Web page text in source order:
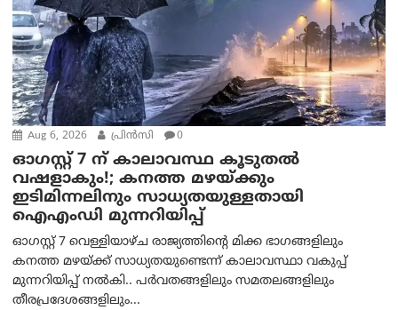
Aug 6, 2026 പ്രിന്‍സി 0
ഓഗസ്റ്റ് 7 ന് കാലാവസ്ഥ കൂടുതൽ
വഷളാകും!; കനത്ത മഴയ്ക്കും
ഇടിമിന്നലിനും സാധ്യതയുള്ളതായി
ഐഎംഡി മുന്നറിയിപ്പ്
ഓഗസ്റ്റ് 7 വെള്ളിയാഴ്ച രാജ്യത്തിന്റെ മിക്ക ഭാഗങ്ങളിലും
കനത്ത മഴയ്ക്ക് സാധ്യതയുണ്ടെന്ന് കാലാവസ്ഥാ വകുപ്പ്
മുന്നറിയിപ്പ് നൽകി.. പർവതങ്ങളിലും സമതലങ്ങളിലും
തീരപ്രദേശങ്ങളിലും...